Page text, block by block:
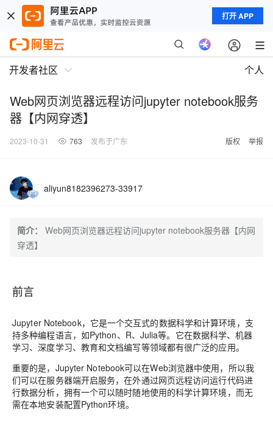
打开 APP
开发者社区 个人
Web网页浏览器远程访问jupyter notebook服务
器【内网穿透】
2023-10-31 763 发布于广东 版权 举报
aliyun8182396273-33917
简介：
Web网页浏览器远程访问jupyter notebook服务器【内网
穿透】
前言
Jupyter Notebook，它是一个交互式的数据科学和计算环境，支
持多种编程语言，如Python、R、Julia等。它在数据科学、机器
学习、深度学习、教育和文档编写等领域都有很广泛的应用。
重要的是，Jupyter Notebook可以在Web浏览器中使用，所以我
们可以在服务器端开启服务，在外通过网页远程访问运行代码进
行数据分析，拥有一个可以随时随地使用的科学计算环境，而无
需在本地安装配置Python环境。